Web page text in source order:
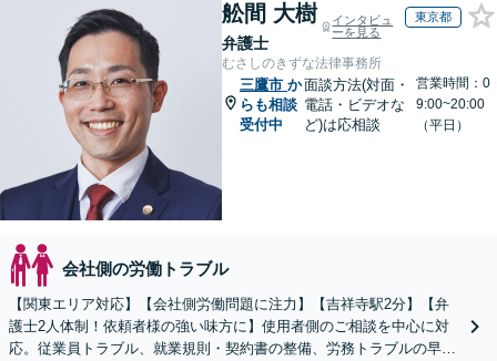
舩間 大樹
弁護士
インタビュ
ーを見る
東京都
むさしのきずな法律事務所
三鷹市 か
らも相談
受付中
面談方法(対面・
電話・ビデオな
ど)は応相談
営業時間：0
9:00~20:00
（平日）
会社側の労働トラブル
【関東エリア対応】【会社側労働問題に注力】【吉祥寺駅2分】【弁
護士2人体制！依頼者様の強い味方に】使用者側のご相談を中心に対
応。従業員トラブル、就業規則・契約書の整備、労務トラブルの早期